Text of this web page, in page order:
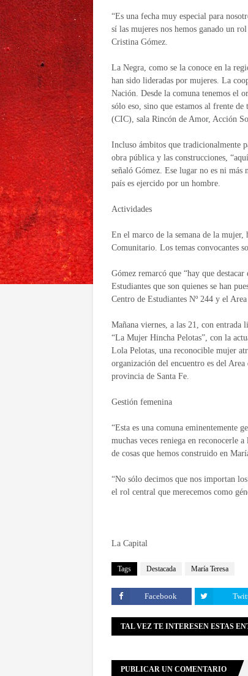
“Es una fecha muy especial para
sí las mujeres nos hemos ganado un
Cristina Gómez.
La Negra, como se la conoce en la
han sido lideradas por mujeres. La
Nación. Desde la comuna tenemos el
sólo eso, sino que estamos al frente
(CIC), sala Rincón de Amor, Acción
Incluso ámbitos que tradicionalmente
obra pública y las construcciones,
señaló Gómez. Ese lugar no es ni más
país es ejercido por un hombre.
Actividades
En el marco de la semana de la mujer,
Comunitario. Los temas convocantes
Gómez remarcó que “hay que
Estudiantes que son quienes se han
Centro de Estudiantes Nº 244 y el
Mañana viernes, a las 21, con
“La Mujer Hincha Pelotas”, con la
Lola Pelotas, una reconocible mujer
organización del encuentro es del
provincia de Santa Fe.
Gestión femenina
“Esta es una comuna eminentemente
muchas veces reniega en reconocerle
de cosas que hemos construido en
“No sólo decimos que nos importan
el rol central que merecemos como
La Capital
Tags Destacada María Teresa
Facebook
TAL VEZ TE INTERESEN ESTAS
PUBLICAR UN COMENTARIO